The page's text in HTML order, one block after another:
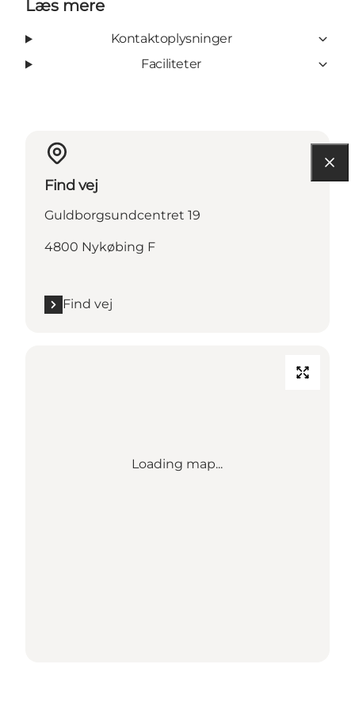
Læs mere
Kontaktoplysninger
Faciliteter
Find vej
Guldborgsundcentret 19
4800 Nykøbing F
Find vej
Loading map...